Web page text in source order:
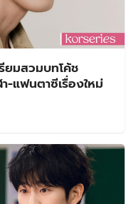
ยมสวมบทโค้ช
-แฟนตาซีเรื่องใหม่